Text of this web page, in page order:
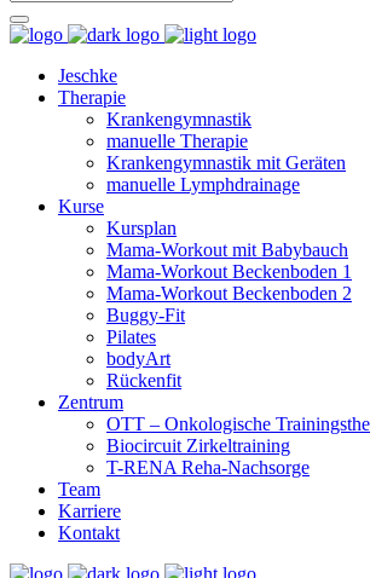
Jeschke
Therapie
Krankengymnastik
manuelle Therapie
Krankengymnastik mit Geräten
manuelle Lymphdrainage
Kurse
Kursplan
Mama-Workout mit Babybauch
Mama-Workout Beckenboden 1
Mama-Workout Beckenboden 2
Buggy-Fit
Pilates
bodyArt
Rückenfit
Zentrum
OTT – Onkologische
Biocircuit Zirkeltraining
T-RENA Reha-Nachsorge
Team
Karriere
Kontakt